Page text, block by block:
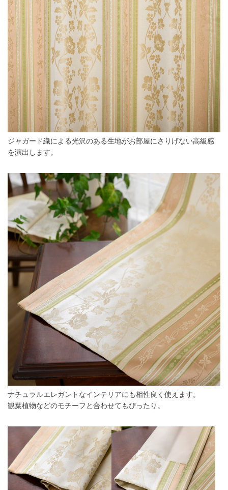
ジャガード織による光沢のある生地がお部屋にさりげない高級感
を演出します。
ナチュラルエレガントなインテリアにも相性良く使えます。
観葉植物などのモチーフと合わせてもぴったり。